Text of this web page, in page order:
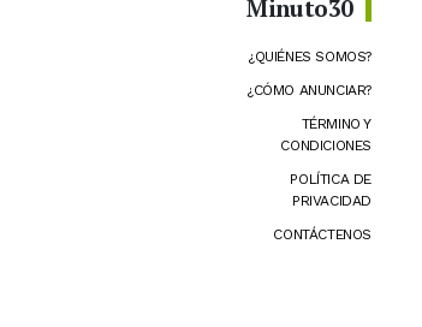
Minuto30
¿QUIÉNES SOMOS?
¿CÓMO ANUNCIAR?
TÉRMINO Y
CONDICIONES
POLÍTICA DE
PRIVACIDAD
CONTÁCTENOS